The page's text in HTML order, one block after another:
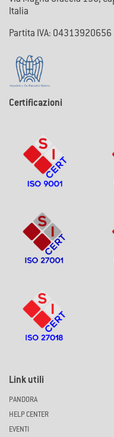
Italia
Partita IVA: 04313920656
Certificazioni
Link utili
PANDORA
HELP CENTER
EVENTI